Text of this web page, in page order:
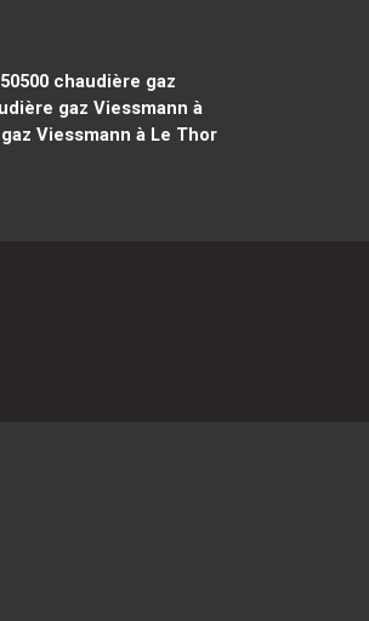
chaudière gaz
gaz Viessmann à
Viessmann à Le Thor